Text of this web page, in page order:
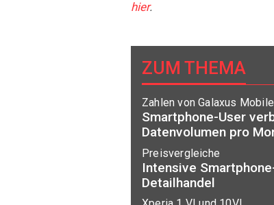
hier.
ZUM THEMA
Zahlen von Galaxus Mobile
Smartphone-User
Datenvolumen pro
Preisvergleiche
Intensive
Detailhandel